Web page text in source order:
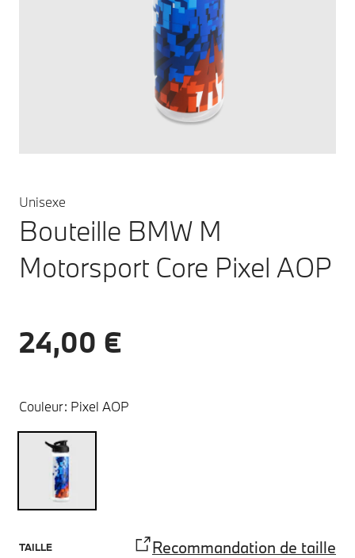
Unisexe
Bouteille BMW M
Motorsport Core Pixel AOP
24,00 €
Couleur: Pixel AOP
TAILLE Recommandation de taille